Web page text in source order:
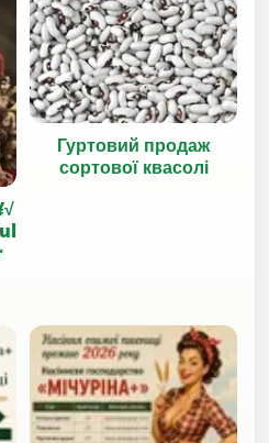
Гуртовий продаж
сортової квасолі